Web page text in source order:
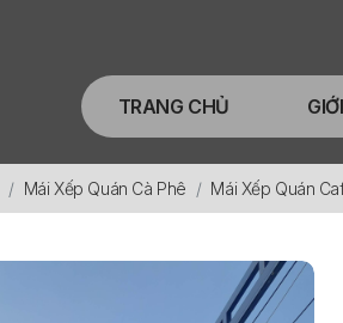
TRANG CHỦ
Mái Xếp Quán Cà Phê Mái Xếp Quán